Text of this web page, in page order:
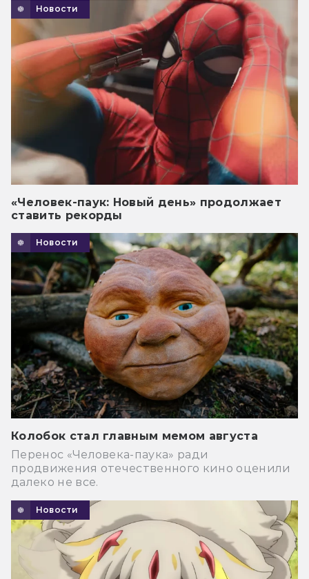
Новости
«Человек-паук: Новый день» продолжает
ставить рекорды
Новости
Колобок стал главным мемом августа
Перенос «Человека-паука» ради
продвижения отечественного кино оценили
далеко не все.
Новости